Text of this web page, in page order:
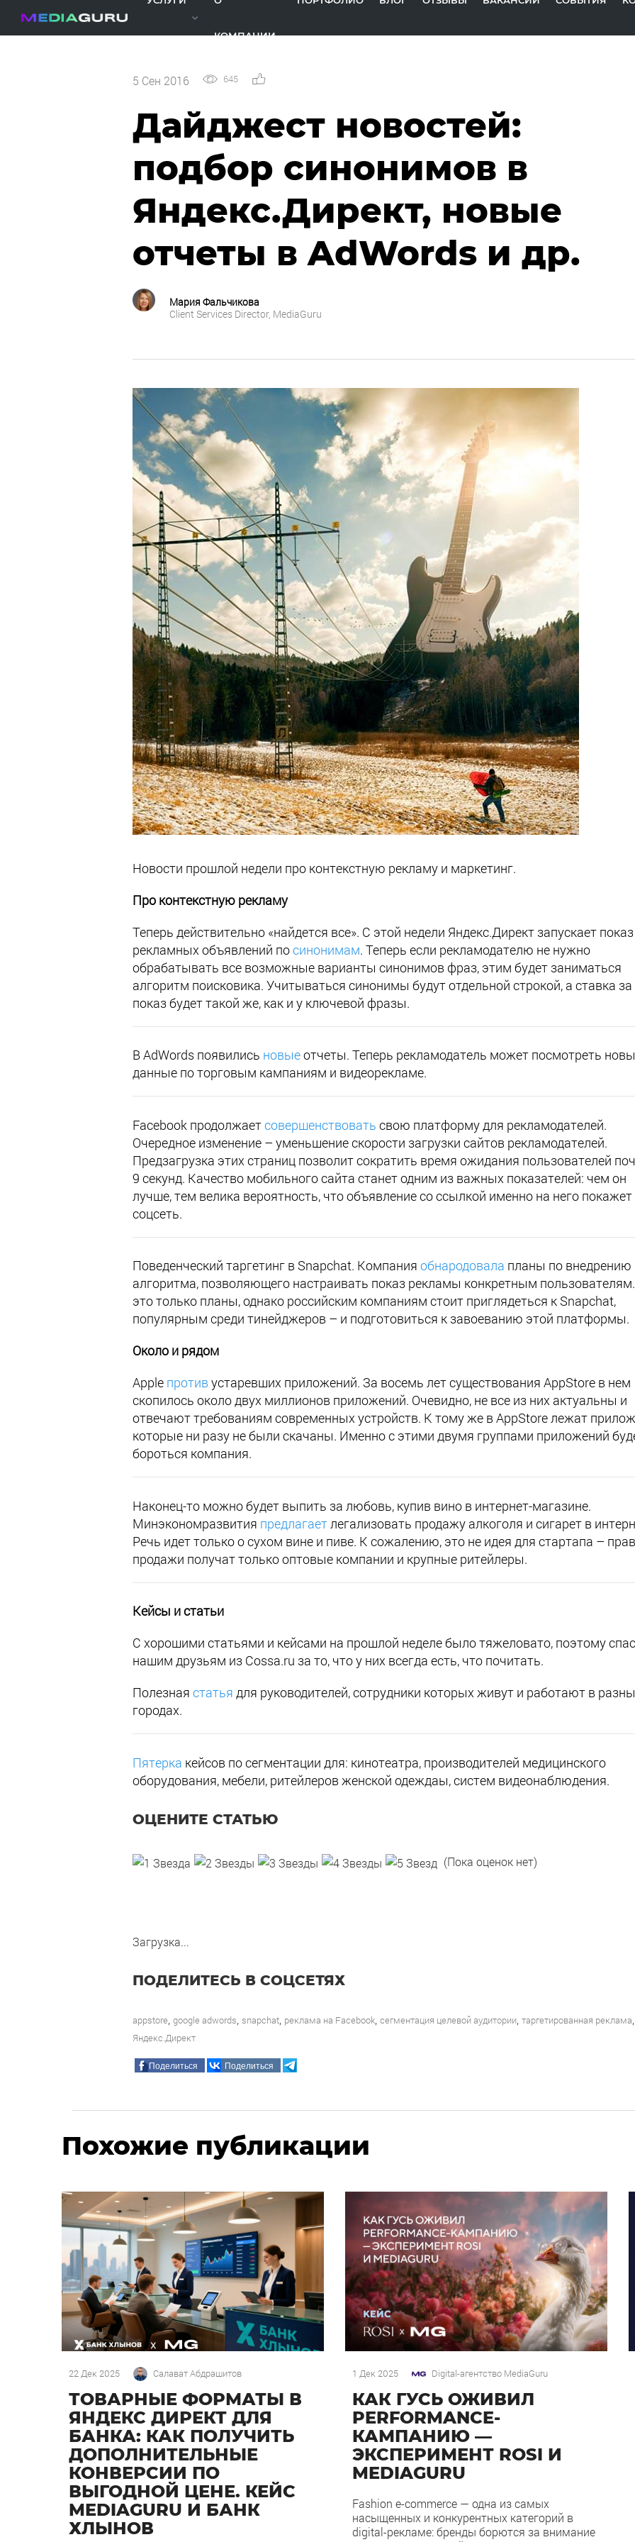
КОМПАНИИ
5 Сен 2016 645
Дайджест новостей:
подбор синонимов в
Яндекс.Директ, новые
отчеты в AdWords и др.
Мария Фальчикова
Client Services Director, MediaGuru
Новости прошлой недели про контекстную рекламу и маркетинг.
Про контекстную рекламу
Теперь действительно «найдется все». С этой недели Яндекс.Директ запускает показ
рекламных объявлений посинонимам. Теперь если рекламодателю не нужно
обрабатывать все возможные варианты синонимов фраз, этим будет заниматься
алгоритм поисковика. Учитываться синонимы будут отдельной строкой, а ставка за
показ будет такой же, как и у ключевой фразы.
В AdWords появились новыеотчеты. Теперь рекламодатель может посмотреть
данные по торговым кампаниям и видеорекламе.
Facebook продолжаетсовершенствовать свою платформу для рекламодателей.
Очередное изменение – уменьшение скорости загрузки сайтов рекламодателей.
Предзагрузка этих страниц позволит сократить время ожидания пользователей
9 секунд. Качество мобильного сайта станет одним из важных показателей: чем он
лучше, тем велика вероятность, что объявление со ссылкой именно на него покажет
соцсеть.
Поведенческий таргетинг в Snapchat. Компания обнародовала планы по внедрению
алгоритма, позволяющего настраивать показ рекламы конкретным
это только планы, однако российским компаниям стоит приглядеться к Snapchat,
популярным среди тинейджеров – и подготовиться к завоеванию этой платформы.
Около и рядом
Apple против устаревших приложений. За восемь лет существования AppStore в нем
скопилось около двух миллионов приложений. Очевидно, не все из них актуальны и
отвечают требованиям современных устройств. К тому же в AppStore лежат
которые ни разу не были скачаны. Именно с этими двумя группами приложений
бороться компания.
Наконец-то можно будет выпить за любовь, купив вино в интернет-магазине.
Минэкономразвития предлагает легализовать продажу алкоголя и сигарет в
Речь идет только о сухом вине и пиве. К сожалению, это не идея для стартапа –
продажи получат только оптовые компании и крупные ритейлеры.
Кейсы и статьи
С хорошими статьями и кейсами на прошлой неделе было тяжеловато, поэтому
нашим друзьям из Cossa.ru за то, что у них всегда есть, что почитать.
Полезная статья для руководителей, сотрудники которых живут и работают в
городах.
Пятерка кейсов по сегментации для: кинотеатра, производителей медицинского
оборудования, мебели, ритейлеров женской одеждаы, систем видеонаблюдения.
ОЦЕНИТЕ СТАТЬЮ
(Пока оценок нет)
Загрузка...
ПОДЕЛИТЕСЬ В СОЦСЕТЯХ
appstore google adwords snapchat реклама на Facebook сегментация целевой аудитории таргетированная реклама
Яндекс.Директ
Поделиться Поделиться
Похожие публикации
22 Дек 2025 Салават Абдрашитов
ТОВАРНЫЕ ФОРМАТЫ В
ЯНДЕКС ДИРЕКТ ДЛЯ
БАНКА: КАК ПОЛУЧИТЬ
ДОПОЛНИТЕЛЬНЫЕ
КОНВЕРСИИ ПО
ВЫГОДНОЙ ЦЕНЕ. КЕЙС
MEDIAGURU И БАНК
ХЛЫНОВ
1 Дек 2025 Digital-агентство MediaGuru
КАК ГУСЬ ОЖИВИЛ
PERFORMANCE-
КАМПАНИЮ —
ЭКСПЕРИМЕНТ ROSI И
MEDIAGURU
Fashion e-commerce — одна из самых
насыщенных и конкурентных категорий в
digital-рекламе: бренды борются за внимание